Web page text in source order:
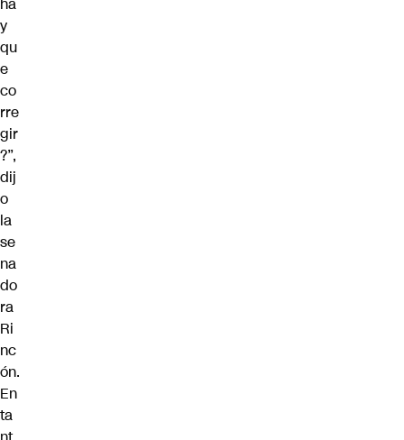
y
qu
e
co
rre
gir
?”,
dij
o
la
se
na
do
ra
Ri
nc
ón.
En
ta